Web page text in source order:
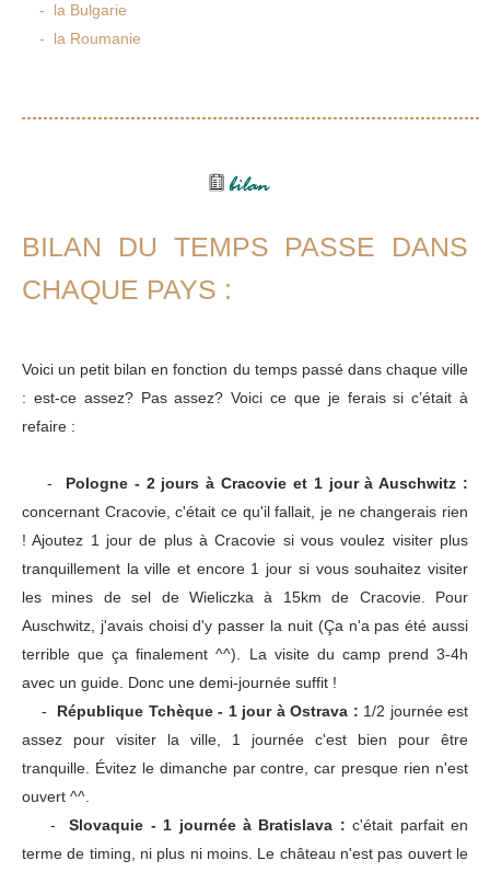
- la Bulgarie
- la Roumanie
BILAN DU TEMPS PASSE DANS
CHAQUE PAYS :
Voici un petit bilan en fonction du temps passé dans chaque ville
: est-ce assez? Pas assez? Voici ce que je ferais si c’était à
refaire :
- Pologne - 2 jours à Cracovie et 1 jour à Auschwitz :
concernant Cracovie, c'était ce qu'il fallait, je ne changerais rien
! Ajoutez 1 jour de plus à Cracovie si vous voulez visiter plus
tranquillement la ville et encore 1 jour si vous souhaitez visiter
les mines de sel de Wieliczka à 15km de Cracovie. Pour
Auschwitz, j'avais choisi d'y passer la nuit (Ça n'a pas été aussi
terrible que ça finalement ^^). La visite du camp prend 3-4h
avec un guide. Donc une demi-journée suffit !
- République Tchèque - 1 jour à Ostrava : 1/2 journée est
assez pour visiter la ville, 1 journée c'est bien pour être
tranquille. Évitez le dimanche par contre, car presque rien n'est
ouvert ^^.
-Slovaquie - 1 journée à Bratislava : c'était parfait en
terme de timing, ni plus ni moins. Le château n'est pas ouvert le